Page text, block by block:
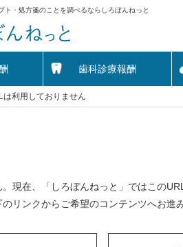
ト・処方箋のことを調べるならしろぼんねっと
歯科診療報酬
は利用しておりません
現在、「しろぼんねっと」ではこの
リンクからご希望のコンテンツへお進